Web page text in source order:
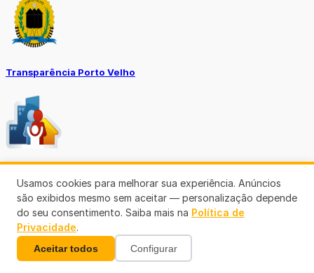
Transparência Porto Velho
(69)3901-3176
Usamos cookies para melhorar sua experiência. Anúncios
são exibidos mesmo sem aceitar — personalização depende
do seu consentimento. Saiba mais na Política de
Privacidade.
Aceitar todos Configurar